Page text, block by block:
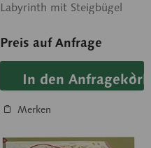
Labyrinth mit Steigbügel
Preis auf Anfrage
In den Anfragekorb
Merken